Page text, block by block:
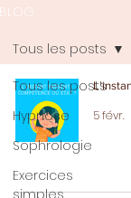
BLOG
Tous les posts
Hypnose
Sophrologie
Exercices
simples
Tous les posts
5 févr.